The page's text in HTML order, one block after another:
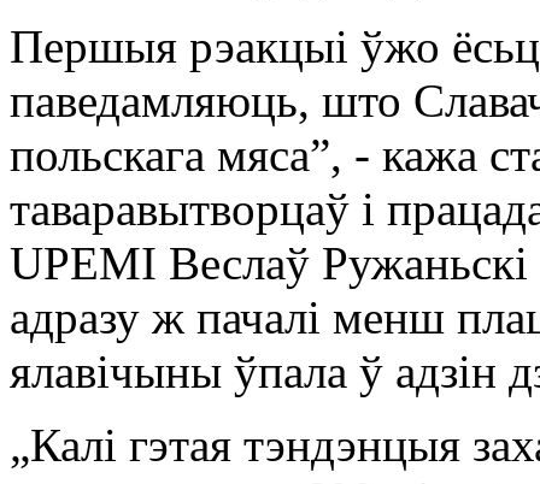
Першыя рэакцыі ўжо
паведамляюць, што
польскага мяса”, - кажа
таваравытворцаў і
UPEMI Веслаў Ружаньскі
адразу ж пачалі менш
ялавічыны ўпала ў адзін
„Калі гэтая тэндэнцыя